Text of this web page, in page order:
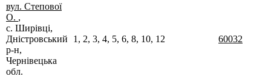
вул. Степової
О. ,
с. Ширівці,
Дністровський
р-н,
Чернівецька
обл.
1, 2, 3, 4, 5, 6, 8, 10, 12 60032